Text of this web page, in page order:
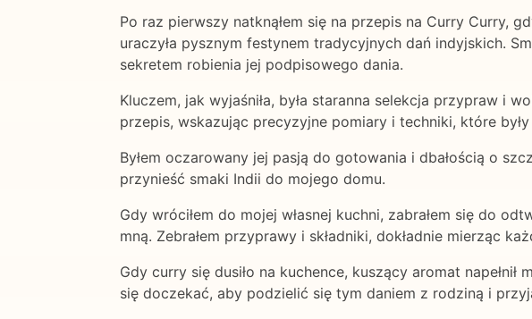
Po raz pierwszy natknąłem się na przepis na Curry Curry,
uraczyła pysznym festynem tradycyjnych dań indyjskich.
sekretem robienia jej podpisowego dania.
Kluczem, jak wyjaśniła, była staranna selekcja przypraw i
przepis, wskazując precyzyjne pomiary i techniki, które
Byłem oczarowany jej pasją do gotowania i dbałością o
przynieść smaki Indii do mojego domu.
Gdy wróciłem do mojej własnej kuchni, zabrałem się do
mną. Zebrałem przyprawy i składniki, dokładnie mierząc
Gdy curry się dusiło na kuchence, kuszący aromat
się doczekać, aby podzielić się tym daniem z rodziną i